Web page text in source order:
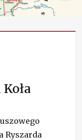
Ryszarda